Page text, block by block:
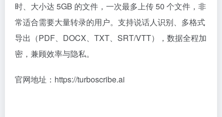
时、大小达 5GB 的文件，一次最多上传 50 个文件，非
常适合需要大量转录的用户。支持说话人识别、多格式
导出（PDF、DOCX、TXT、SRT/VTT），数据全程加
密，兼顾效率与隐私。
官网地址：https://turboscribe.ai